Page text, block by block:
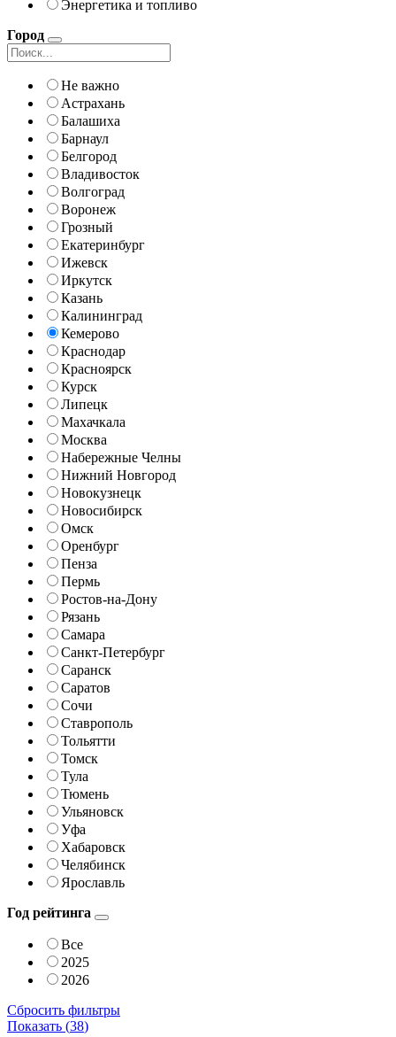
Энергетика и топливо
Город
Не важно
Астрахань
Балашиха
Барнаул
Белгород
Владивосток
Волгоград
Воронеж
Грозный
Екатеринбург
Ижевск
Иркутск
Казань
Калининград
Кемерово
Краснодар
Красноярск
Курск
Липецк
Махачкала
Москва
Набережные Челны
Нижний Новгород
Новокузнецк
Новосибирск
Омск
Оренбург
Пенза
Пермь
Ростов-на-Дону
Рязань
Самара
Санкт-Петербург
Саранск
Саратов
Сочи
Ставрополь
Тольятти
Томск
Тула
Тюмень
Ульяновск
Уфа
Хабаровск
Челябинск
Ярославль
Год рейтинга
Все
2025
2026
Сбросить фильтры
Показать (38)